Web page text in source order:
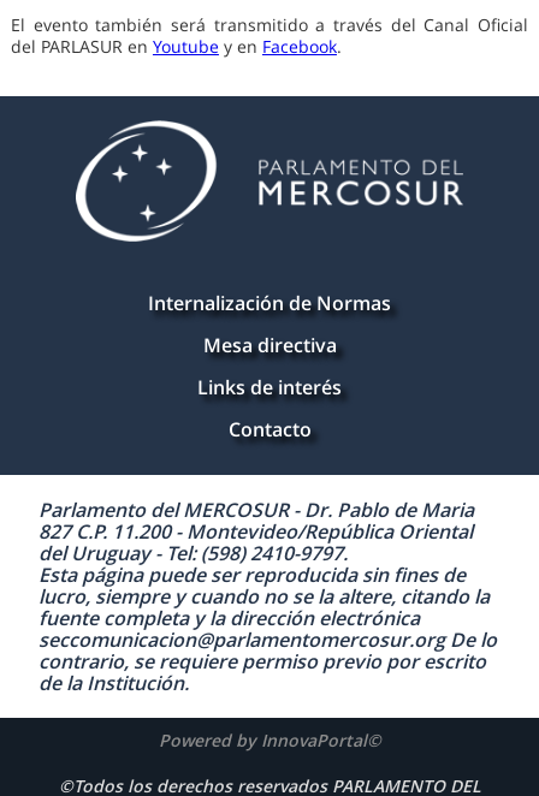
El evento también será transmitido a través del Canal Oficial
del PARLASUR en Youtube y en Facebook.
Internalización de Normas
Mesa directiva
Links de interés
Contacto
Parlamento del MERCOSUR - Dr. Pablo de Maria
827 C.P. 11.200 - Montevideo/República Oriental
del Uruguay - Tel: (598) 2410-9797.
Esta página puede ser reproducida sin fines de
lucro, siempre y cuando no se la altere, citando la
fuente completa y la dirección electrónica
seccomunicacion@parlamentomercosur.org De lo
contrario, se requiere permiso previo por escrito
de la Institución.
Powered by InnovaPortal©
©Todos los derechos reservados PARLAMENTO DEL